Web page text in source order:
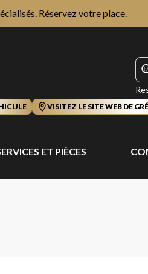
Réservez votre place.
VISITEZ LE SITE WEB DE
ET PIÈCES